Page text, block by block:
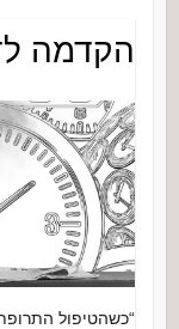
הקדמה
“כשהטיפול